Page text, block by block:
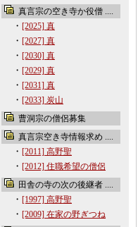
真言宗の空き寺か役僧 ....
・ [2025] 真
・ [2027] 真
・ [2030] 真
・ [2029] 真
・ [2031] 真
・ [2033] 炭山
曹洞宗の僧侶募集
真言宗空き寺情報求め ....
・ [2011] 高野聖
・ [2012] 住職希望の僧侶
田舎の寺の次の後継者 ....
・ [1997] 高野聖
・ [2009] 在家の野ぎつね